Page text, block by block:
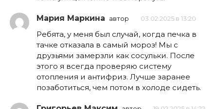
Мария Маркина автор 03.02.2025 в 13:20
Ребята, у меня был случай, когда печка в
тачке отказала в самый мороз! Мы с
друзьями замерзли как сосульки. После
этого я всегда проверяю систему
отопления и антифриз. Лучше заранее
позаботиться, чем потом в холоде сидеть.